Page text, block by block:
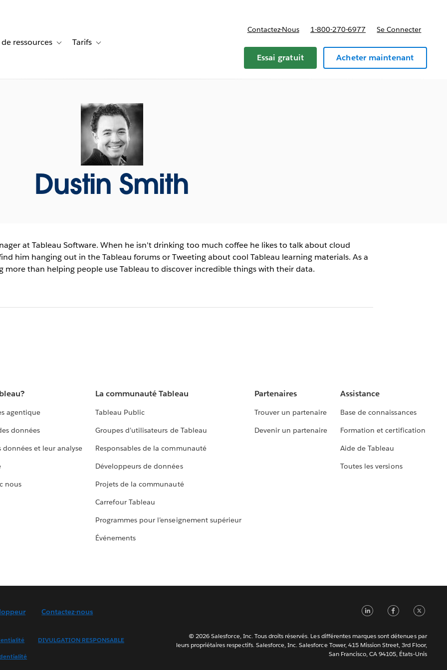
de cas for Solutions
ressources Toggle sub-navigation for Centre de ressources
Tarifs Toggle sub-navigation for Tarifs
Contactez-Nous 1-800-270-6977 Se Connecter
Essai gratuit Acheter maintenant
Dustin Smith
at Tableau Software. When he isn't drinking too much coffee he likes to talk about cloud
him hanging out in the Tableau forums or Tweeting about cool Tableau learning materials. As a
more than helping people use Tableau to discover incredible things with their data.
agentique
données
et leur analyse
nous
La communauté Tableau
Tableau Public
Groupes d’utilisateurs de Tableau
Responsables de la communauté
Développeurs de données
Projets de la communauté
Carrefour Tableau
Programmes pour l’enseignement supérieur
Événements
Partenaires
Trouver un partenaire
Devenir un partenaire
Assistance
Base de connaissances
Formation et certification
Aide de Tableau
Toutes les versions
Contactez-nous
DIVULGATION RESPONSABLE
LinkedIn
© 2026 Salesforce, Inc. Tous droits réservés. Les différentes marques sont détenues par
leurs propriétaires respectifs. Salesforce, Inc. Salesforce Tower, 415 Mission Street, 3rd Floor,
San Francisco, CA 94105, États-Unis